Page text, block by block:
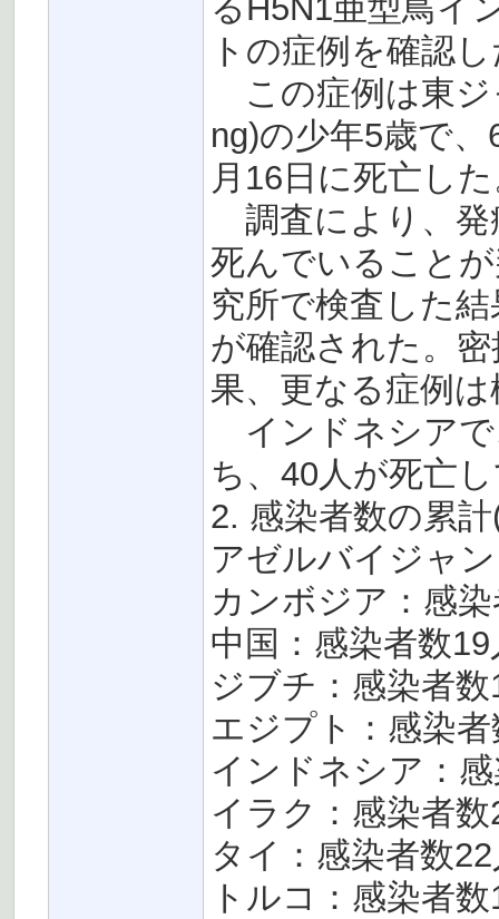
るH5N1亜型鳥イ
トの症例を確認
この症例は東ジ
ng)の少年5歳で
月16日に死亡し
調査により、発
死んでいること
究所で検査した
が確認された。
果、更なる症例
インドネシアで
ち、40人が死亡
2. 感染者数の累
アゼルバイジャ
カンボジア：感
中国：感染者数
ジブチ：感染者
エジプト：感染
インドネシア：
イラク：感染者
タイ：感染者数
トルコ：感染者